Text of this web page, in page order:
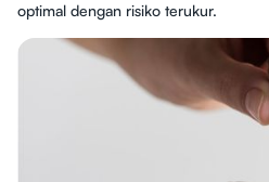
optimal dengan risiko terukur.